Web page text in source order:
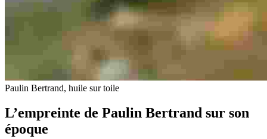
Paulin Bertrand, huile sur toile
L’empreinte de Paulin Bertrand sur son
époque